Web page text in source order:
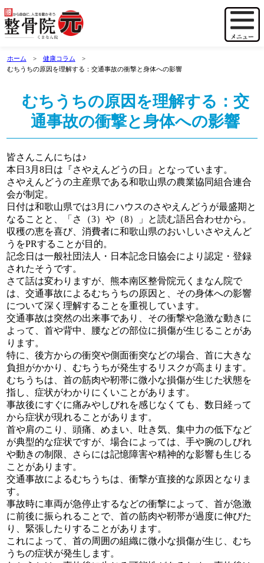
ホーム
健康コラム
むちうちの原因を理解する：交通事故の衝撃と身体への影響
むちうちの原因を理解する：交
通事故の衝撃と身体への影響
皆さんこんにちは♪
本日3月8日は『さやえんどうの日』となっています。
さやえんどうの主産県である和歌山県の農業協同組合連合
会が制定。
日付は和歌山県では3月にハウスのさやえんどうが最盛期と
なることと、「さ（3）や（8）」と読む語呂合わせから。
収穫の恵を喜び、消費者に和歌山県のおいしいさやえんど
うをPRすることが目的。
記念日は一般社団法人・日本記念日協会により認定・登録
されたそうです。
さて話は変わりますが、熊本南区整骨院元くまなん院で
は、交通事故によるむちうちの原因と、その身体への影響
について深く理解することを重視しています。
交通事故は突然の出来事であり、その衝撃や急激な動きに
よって、首や背中、腰などの部位に損傷が生じることがあ
ります。
特に、後方からの衝突や側面衝突などの場合、首に大きな
負担がかかり、むちうちが発生するリスクが高まります。
むちうちは、首の筋肉や靭帯に微小な損傷が生じた状態を
指し、症状がわかりにくいことがあります。
事故後にすぐに痛みやしびれを感じなくても、数日経って
から症状が現れることがあります。
首や肩のこり、頭痛、めまい、吐き気、集中力の低下など
が典型的な症状ですが、場合によっては、手や腕のしびれ
や動きの制限、さらには記憶障害や精神的な影響も生じる
ことがあります。
交通事故によるむちうちは、衝撃が直接的な原因となりま
す。
事故時に車両が急停止するなどの衝撃によって、首が急激
に前後に振られることで、首の筋肉や靭帯が過度に伸びた
り、緊張したりすることがあります。
これによって、首の周囲の組織に微小な損傷が生じ、むち
うちの症状が発生します。